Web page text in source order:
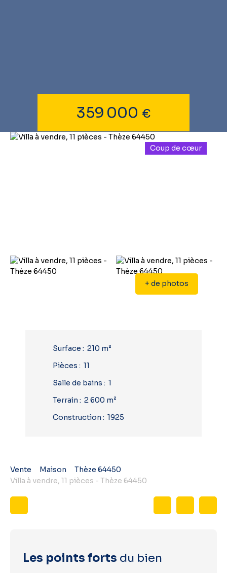
359 000 €
Coup de cœur
+ de photos
Surface : 210 m²
Pièces : 11
Salle de bains : 1
Terrain : 2 600 m²
Construction : 1925
Vente Maison
Thèze 64450
Villa à vendre, 11 pièces - Thèze 64450
Les points forts du bien